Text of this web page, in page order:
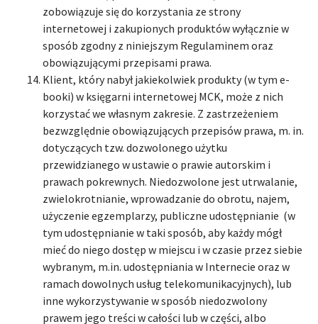
zobowiązuje się do korzystania ze strony
internetowej i zakupionych produktów wyłącznie w
sposób zgodny z niniejszym Regulaminem oraz
obowiązującymi przepisami prawa.
Klient, który nabył jakiekolwiek produkty (w tym e-
booki) w księgarni internetowej MCK, może z nich
korzystać we własnym zakresie. Z zastrzeżeniem
bezwzględnie obowiązujących przepisów prawa, m. in.
dotyczących tzw. dozwolonego użytku
przewidzianego w ustawie o prawie autorskim i
prawach pokrewnych. Niedozwolone jest utrwalanie,
zwielokrotnianie, wprowadzanie do obrotu, najem,
użyczenie egzemplarzy, publiczne udostępnianie (w
tym udostępnianie w taki sposób, aby każdy mógł
mieć do niego dostęp w miejscu i w czasie przez siebie
wybranym, m.in. udostępniania w Internecie oraz w
ramach dowolnych usług telekomunikacyjnych), lub
inne wykorzystywanie w sposób niedozwolony
prawem jego treści w całości lub w części, albo